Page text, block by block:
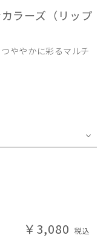
ラーズ（リップ
ややかに彩るマルチ
￥3,080